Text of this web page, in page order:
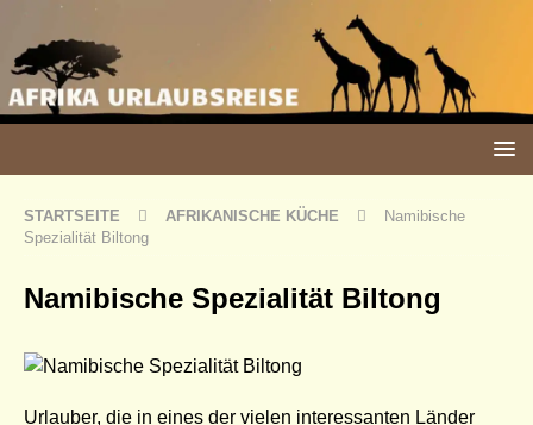
STARTSEITE AFRIKANISCHE KÜCHE
Namibische
Spezialität Biltong
Namibische Spezialität Biltong
Urlauber, die in eines der vielen interessanten Länder